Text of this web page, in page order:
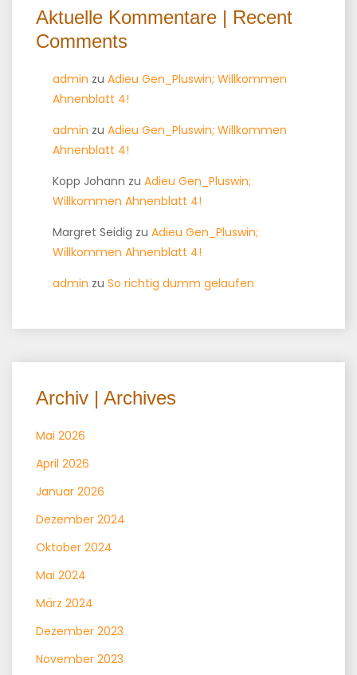
Aktuelle Kommentare | Recent
Comments
admin zu Adieu Gen_Pluswin; Willkommen
Ahnenblatt 4!
admin zu Adieu Gen_Pluswin; Willkommen
Ahnenblatt 4!
Kopp Johann zu Adieu Gen_Pluswin;
Willkommen Ahnenblatt 4!
Margret Seidig zu Adieu Gen_Pluswin;
Willkommen Ahnenblatt 4!
admin zu So richtig dumm gelaufen
Archiv | Archives
Mai 2026
April 2026
Januar 2026
Dezember 2024
Oktober 2024
Mai 2024
März 2024
Dezember 2023
November 2023